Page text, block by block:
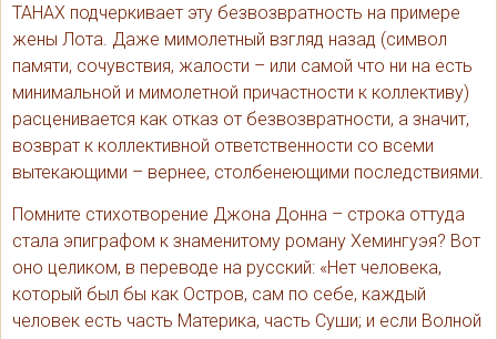
ТАНАХ подчеркивает эту безвозвратность на примере
жены Лота. Даже мимолетный взгляд назад (символ
памяти, сочувствия, жалости – или самой что ни на есть
минимальной и мимолетной причастности к коллективу)
расценивается как отказ от безвозвратности, а значит,
возврат к коллективной ответственности со всеми
вытекающими – вернее, столбенеющими последствиями.
Помните стихотворение Джона Донна – строка оттуда
стала эпиграфом к знаменитому роману Хемингуэя? Вот
оно целиком, в переводе на русский: «Нет человека,
который был бы как Остров, сам по себе, каждый
человек есть часть Материка, часть Суши; и если Волной